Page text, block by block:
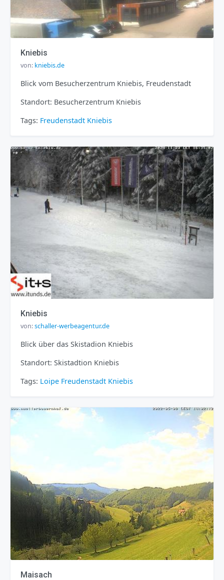
Kniebis
von: kniebis.de
Blick vom Besucherzentrum Kniebis, Freudenstadt
Standort: Besucherzentrum Kniebis
Tags: Freudenstadt Kniebis
Kniebis
von:schaller-werbeagentur.de
Blick über das Skistadion Kniebis
Standort: Skistadtion Kniebis
Tags: Loipe Freudenstadt Kniebis
Maisach